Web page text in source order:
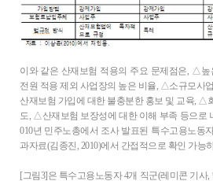
이와 같은 산재보험 적용의 주요 문제점은, △
전원 적용 제외 사업장의 높은 비율, △소규모사
산재보험 가입에 대한 불충분한 홍보 및 교육, △
도, △산재보험 보장성에 대한 이해 부족 등으로
010년 민주노총에서 조사 발표된 특수고용노동
과자료(김종진, 2010)에서 간접적으로 확인 가능
[그림3]은 특수고용노동자 4개 직군(레미콘 기사